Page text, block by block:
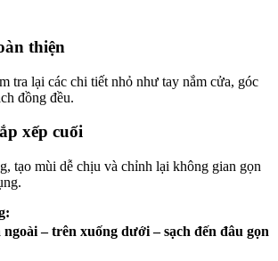
thiện
tra lại các chi tiết nhỏ như tay nắm cửa, góc
đồng đều.
xếp cuối
tạo mùi dễ chịu và chỉnh lại không gian gọn
– trên xuống dưới – sạch đến đâu gọn